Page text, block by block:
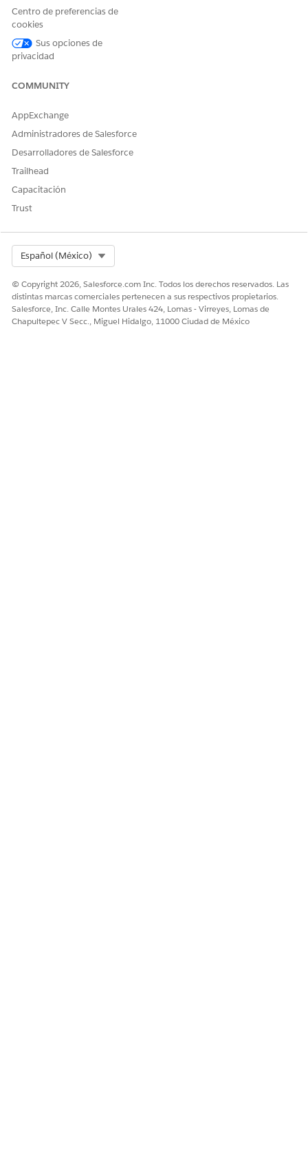
Go .
¡Háganos saber cómo podemos mejorar!
Centro de preferencias de
cookies
Sus opciones de
privacidad
COMMUNITY
AppExchange
Administradores de Salesforce
Desarrolladores de Salesforce
Trailhead
Capacitación
Trust
Español (México)
© Copyright 2026, Salesforce.com Inc. Todos los derechos reservados. Las
distintas marcas comerciales pertenecen a sus respectivos propietarios.
Salesforce, Inc. Calle Montes Urales 424, Lomas - Virreyes, Lomas de
Chapultepec V Secc., Miguel Hidalgo, 11000 Ciudad de México